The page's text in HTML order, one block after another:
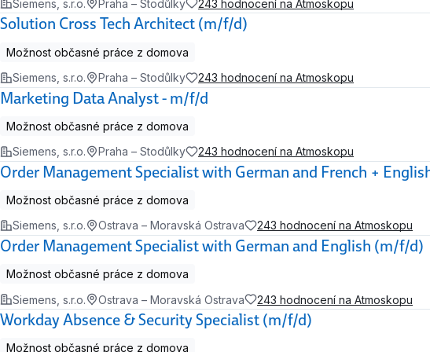
Siemens, s.r.o.
Praha – Stodůlky 243 hodnocení na Atmoskopu
Solution Cross Tech Architect (m/f/d)
Možnost občasné práce z domova
Siemens, s.r.o.
Praha – Stodůlky 243 hodnocení na Atmoskopu
Marketing Data Analyst - m/f/d
Možnost občasné práce z domova
Siemens, s.r.o.
Praha – Stodůlky 243 hodnocení na Atmoskopu
Order Management Specialist with German and French +
Možnost občasné práce z domova
Siemens, s.r.o.
Ostrava – Moravská Ostrava 243 hodnocení na Atmoskopu
Order Management Specialist with German and English (m/f/d)
Možnost občasné práce z domova
Siemens, s.r.o.
Ostrava – Moravská Ostrava 243 hodnocení na Atmoskopu
Workday Absence & Security Specialist (m/f/d)
Možnost občasné práce z domova